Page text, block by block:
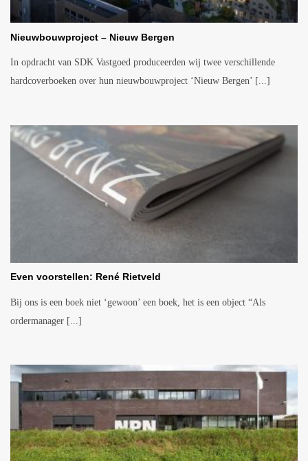
Nieuwbouwproject – Nieuw Bergen
In opdracht van SDK Vastgoed produceerden wij twee verschillende
hardcoverboeken over hun nieuwbouwproject ‘Nieuw Bergen’ [...]
Even voorstellen: René Rietveld
Bij ons is een boek niet ‘gewoon’ een boek, het is een object “Als
ordermanager [...]